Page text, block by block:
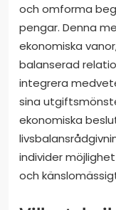
och omforma
pengar. Denna
ekonomiska
balanserad
integrera
sina
ekonomiska
individer
och